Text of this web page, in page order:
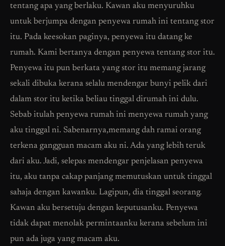
tentang apa yang berlaku. Kawan aku menyuruhku
untuk berjumpa dengan penyewa rumah ini tentang stor
itu. Pada keesokan paginya, penyewa itu datang ke
rumah. Kami bertanya dengan penyewa tentang stor itu.
Penyewa itu pun berkata yang stor itu memang jarang
sekali dibuka kerana selalu mendengar bunyi pelik dari
dalam stor itu ketika beliau tinggal dirumah ini dulu.
Sebab itulah penyewa rumah ini menyewa rumah yang
aku tinggal ni. Sabenarnya,memang dah ramai orang
terkena gangguan macam aku ni. Ada yang lebih teruk
dari aku. Jadi, selepas mendengar penjelasan penyewa
itu, aku tanpa cakap panjang memutuskan untuk tinggal
sahaja dengan kawanku. Lagipun, dia tinggal seorang.
Kawan aku bersetuju dengan keputusanku. Penyewa
tidak dapat menolak permintaanku kerana sebelum ini
pun ada juga yang macam aku.